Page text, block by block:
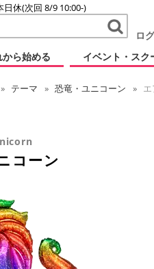
日休(次回 8/9 10:00-)
ロ
から始める イベント・スク
テーマ 恐竜・ユニコーン
コーン